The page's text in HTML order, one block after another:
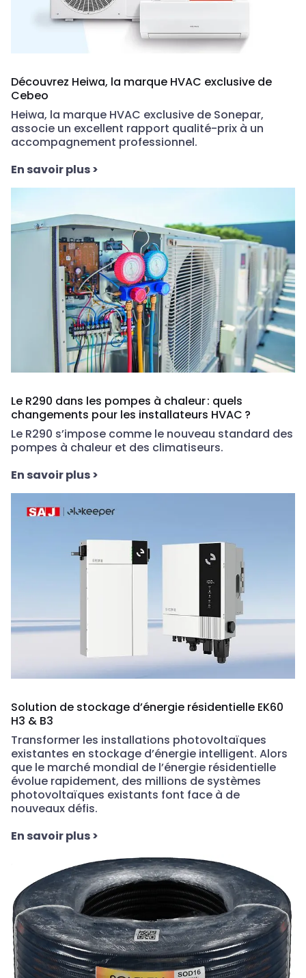
Découvrez Heiwa, la marque HVAC exclusive de
Cebeo
Heiwa, la marque HVAC exclusive de Sonepar,
associe un excellent rapport qualité-prix à un
accompagnement professionnel.
En savoir plus>
Le R290 dans les pompes à chaleur : quels
changements pour les installateurs HVAC ?
Le R290 s’impose comme le nouveau standard des
pompes à chaleur et des climatiseurs.
En savoir plus>
Solution de stockage d’énergie résidentielle EK60
H3 & B3
Transformer les installations photovoltaïques
existantes en stockage d’énergie intelligent. Alors
que le marché mondial de l’énergie résidentielle
évolue rapidement, des millions de systèmes
photovoltaïques existants font face à de
nouveaux défis.
En savoir plus>